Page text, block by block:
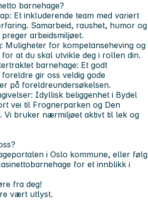
barnehage?
Et inkluderende team med variert
Samarbeid, raushet, humor og
arbeidsmiljøet.
Muligheter for kompetanseheving og
at du skal utvikle deg i rollen din.
barnehage: Et godt
gir oss veldig gode
på foreldreundersøkelsen.
Idyllisk beliggenhet i Bydel
vei til Frognerparken og Den
Vi bruker nærmiljøet aktivt til lek og
i Oslo kommune, eller følg
for et innblikk i
fra deg!
vært utlyst.